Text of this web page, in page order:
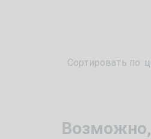
Сортировать по:
Возможно,